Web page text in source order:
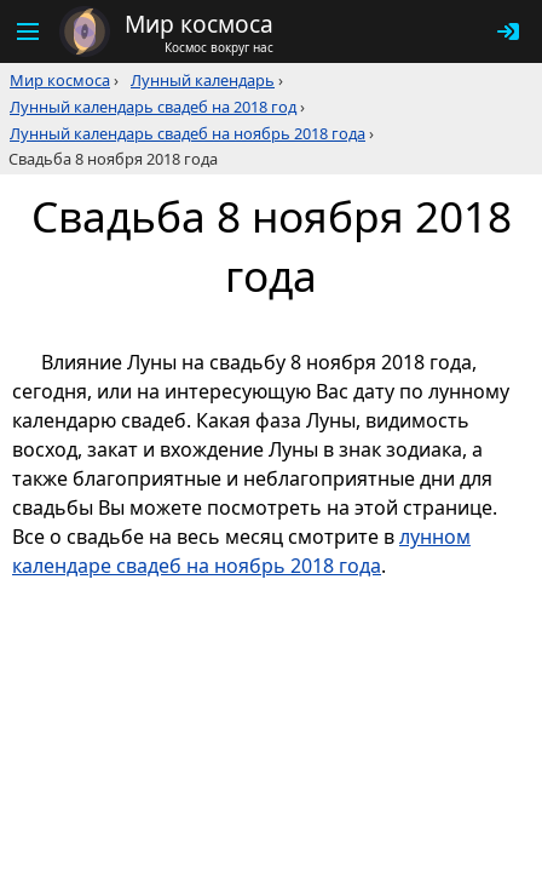
Мир космоса
Космос вокруг нас
Мир космоса› Лунный календарь ›
Лунный календарь свадеб на 2018 год›
Лунный календарь свадеб на ноябрь 2018 года›
Свадьба 8 ноября 2018 года
Свадьба 8 ноября 2018
года
Влияние Луны на свадьбу 8 ноября 2018 года,
сегодня, или на интересующую Вас дату по лунному
календарю свадеб. Какая фаза Луны, видимость
восход, закат и вхождение Луны в знак зодиака, а
также благоприятные и неблагоприятные дни для
свадьбы Вы можете посмотреть на этой странице.
Все о свадьбе на весь месяц смотрите влунном
календаре свадеб на ноябрь 2018 года.